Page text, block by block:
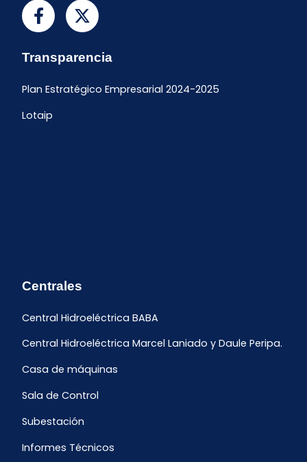
Transparencia
Plan Estratégico Empresarial 2024-2025
Lotaip
Centrales
Central Hidroeléctrica BABA
Central Hidroeléctrica Marcel Laniado y Daule Peripa.
Casa de máquinas
Sala de Control
Subestación
Informes Técnicos